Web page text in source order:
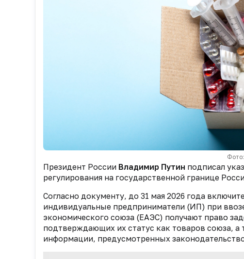
Президент России Владимир Путин подписал указ
регулирования на государственной границе
Согласно документу, до 31 мая 2026 года
индивидуальные предприниматели (ИП) при
экономического союза (ЕАЭС) получают право
подтверждающих их статус как товаров союза, а
информации, предусмотренных